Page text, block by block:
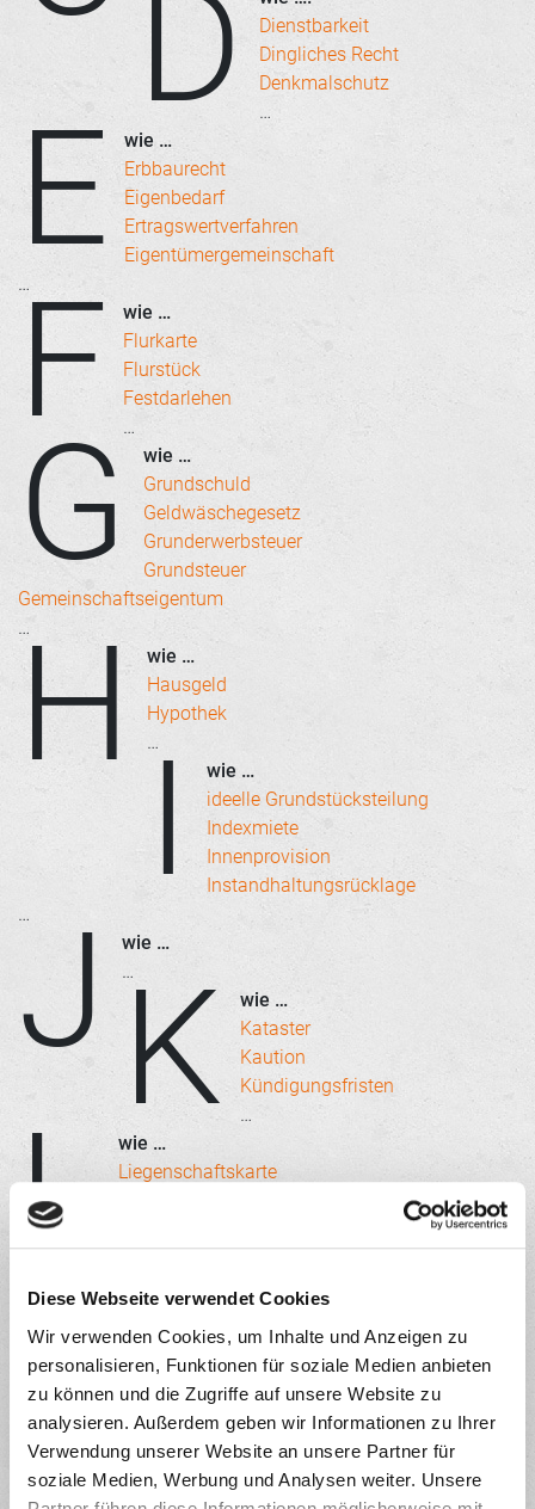
Diese Webseite verwendet Cookies
Wir verwenden Cookies, um Inhalte und Anzeigen zu
personalisieren, Funktionen für soziale Medien anbieten
zu können und die Zugriffe auf unsere Website zu
analysieren. Außerdem geben wir Informationen zu Ihrer
Verwendung unserer Website an unsere Partner für
soziale Medien, Werbung und Analysen weiter. Unsere
D
Dienstbarkeit
Dingliches Recht
Denkmalschutz
…
E
wie …
Erbbaurecht
Eigenbedarf
Ertragswertverfahren
Eigentümergemeinschaft
…F
wie …
Flurkarte
Flurstück
Festdarlehen
…
G
wie …
Grundschuld
Geldwäschegesetz
Grunderwerbsteuer
Grundsteuer
Gemeinschaftseigentum
…
H
wie …
Hausgeld
Hypothek
… I
wie …
ideelle Grundstücksteilung
Indexmiete
Innenprovision
Instandhaltungsrücklage
…J
wie …
…K
wie …
Kataster
Kaution
Kündigungsfristen
…
L
wie …
Liegenschaftskarte
M
Mietspiegel
Miteigentumsanteil
Muskelhypothek
…
wie …
Nebenkosten beim Immobilienkauf